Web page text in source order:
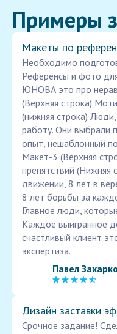
Примеры
Макеты по
Необходимо
Референсы и фото
ЮНОВА это про
(Верхняя строка)
(нижняя строка)
работу. Они выбрали
опыт, нешаблонный
Макет-3 (Верхняя
препятствий (Нижняя
движении, 8 лет в
8 лет борьбы за
Главное люди,
Каждое выигранное
счастливый клиент
экспертиза.
Павел
Дизайн заставки
Срочное задание!